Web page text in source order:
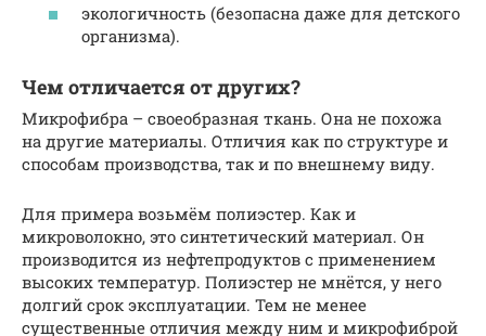
экологичность (безопасна даже для детского
организма).
Чем отличается от других?
Микрофибра – своеобразная ткань. Она не похожа
на другие материалы. Отличия как по структуре и
способам производства, так и по внешнему виду.
Для примера возьмём полиэстер. Как и
микроволокно, это синтетический материал. Он
производится из нефтепродуктов с применением
высоких температур. Полиэстер не мнётся, у него
долгий срок эксплуатации. Тем не менее
существенные отличия между ним и микрофиброй